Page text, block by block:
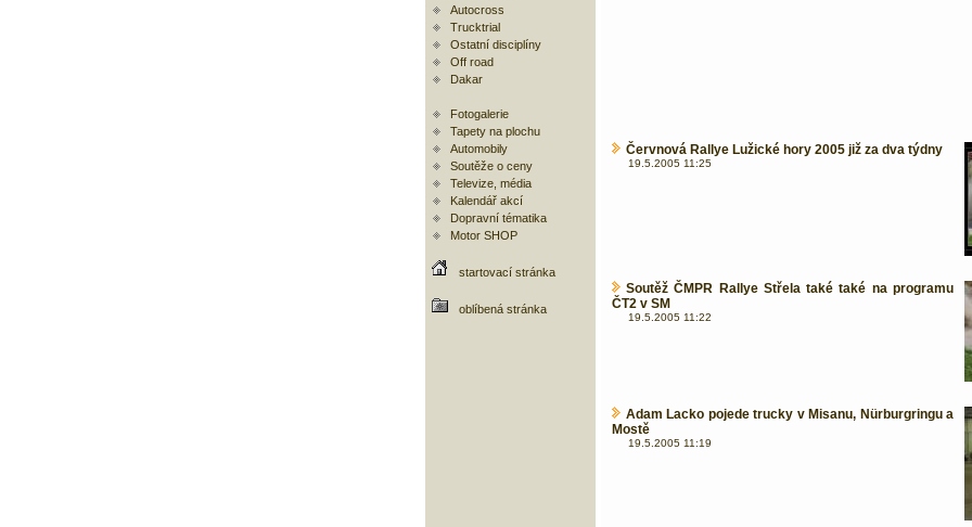
Autocross
Trucktrial
Ostatní disciplíny
Off road
Dakar
Fotogalerie
Tapety na plochu
Automobily
Soutěže o ceny
Televize, média
Kalendář akcí
Dopravní tématika
Motor SHOP
startovací stránka
oblíbená stránka
Červnová Rallye Lužické hory 2005 již za dva týdny
19.5.2005 11:25
Soutěž ČMPR Rallye Střela také také na programu
ČT2 v SM
19.5.2005 11:22
Adam Lacko pojede trucky v Misanu, Nürburgringu a
Mostě
19.5.2005 11:19